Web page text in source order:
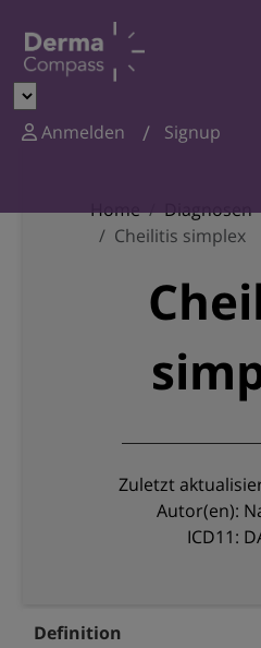
Anmelden Signup
Home
Diagnosen
Cheilitis simplex
Zuletzt
Autor(en):
ICD11:
Definition